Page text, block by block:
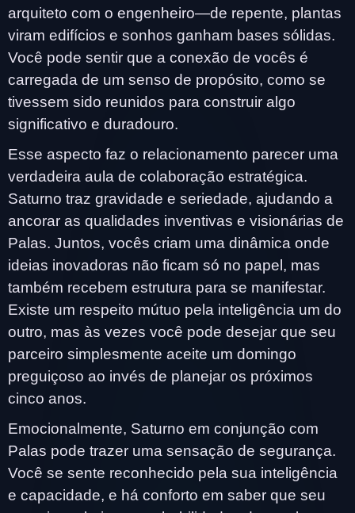
arquiteto com o engenheiro—de repente, plantas
viram edifícios e sonhos ganham bases sólidas.
Você pode sentir que a conexão de vocês é
carregada de um senso de propósito, como se
tivessem sido reunidos para construir algo
significativo e duradouro.
Esse aspecto faz o relacionamento parecer uma
verdadeira aula de colaboração estratégica.
Saturno traz gravidade e seriedade, ajudando a
ancorar as qualidades inventivas e visionárias de
Palas. Juntos, vocês criam uma dinâmica onde
ideias inovadoras não ficam só no papel, mas
também recebem estrutura para se manifestar.
Existe um respeito mútuo pela inteligência um do
outro, mas às vezes você pode desejar que seu
parceiro simplesmente aceite um domingo
preguiçoso ao invés de planejar os próximos
cinco anos.
Emocionalmente, Saturno em conjunção com
Palas pode trazer uma sensação de segurança.
Você se sente reconhecido pela sua inteligência
e capacidade, e há conforto em saber que seu